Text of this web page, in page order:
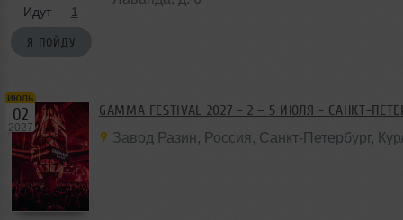
Идут — 1
Я ПОЙДУ
июль
02
2027
GAMMA FESTIVAL 2027 - 2 – 5 ИЮЛЯ - САНКТ-
Завод Разин, Россия , Санкт-Петербург,